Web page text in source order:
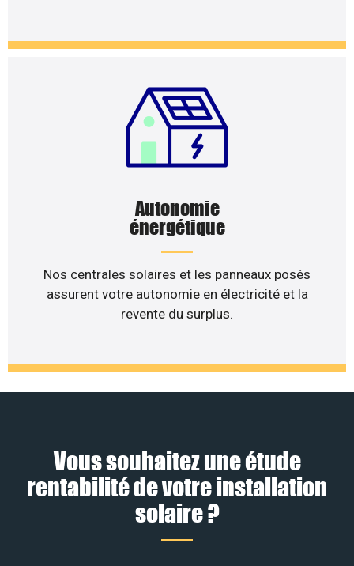
Autonomie
énergétique
Nos centrales solaires et les panneaux posés
assurent votre autonomie en électricité et la
revente du surplus.
Vous souhaitez une étude
rentabilité de votre installation
solaire ?